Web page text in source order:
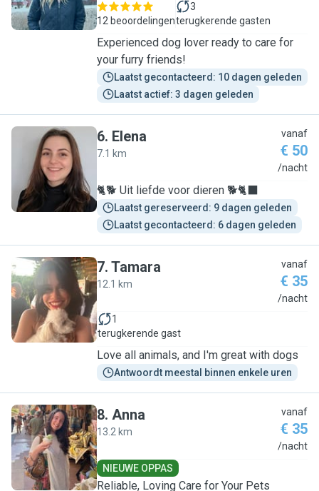
12 beoordelingen
3
terugkerende gasten
Experienced dog lover ready to care for
your furry friends!
Laatst gecontacteerd: 10 dagen geleden
Laatst actief: 3 dagen geleden
E
6. Elena
7.1 km
vanaf
€ 50
/nacht
🐈🐕 Uit liefde voor dieren 🐕🐈‍⬛
Laatst gereserveerd: 9 dagen geleden
Laatst gecontacteerd: 6 dagen geleden
T
7. Tamara
12.1 km
vanaf
€ 35
/nacht
1
terugkerende gast
Love all animals, and I'm great with dogs
Antwoordt meestal binnen enkele uren
A
8. Anna
13.2 km
vanaf
€ 35
/nacht
NIEUWE OPPAS
Reliable, Loving Care for Your Pets